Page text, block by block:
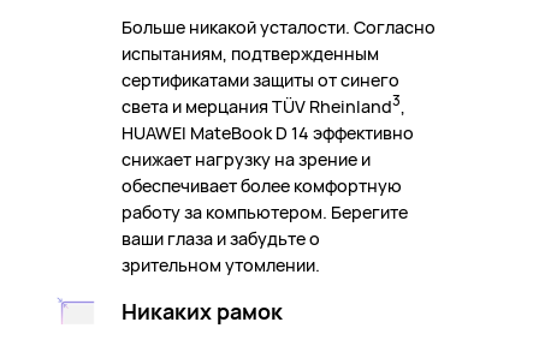
Больше никакой усталости. Согласно
испытаниям, подтвержденным
сертификатами защиты от синего
света и мерцания TÜV Rheinland3,
HUAWEI MateBook D 14 эффективно
снижает нагрузку на зрение и
обеспечивает более комфортную
работу за компьютером. Берегите
ваши глаза и забудьте о
зрительном утомлении.
Никаких рамок